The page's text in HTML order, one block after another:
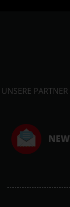
UNSERE PARTNER